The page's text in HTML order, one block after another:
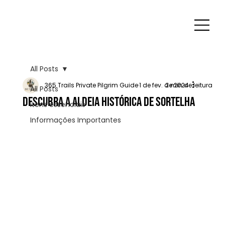
All Posts
Itens essenciais
Informações Importantes
All Posts
Descubra a Aldeia Histórica de Sortelha
365 Trails Private Pilgrim Guide1 de fev. de 20242 min de leitura